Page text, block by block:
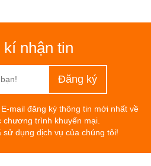
nhận tin
mail đăng ký thông tin mới nhất về
chương trình khuyến mại.
dụng dịch vụ của chúng tôi!